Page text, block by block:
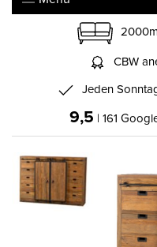
2000m
CBW
Jeden
9,5 | 161